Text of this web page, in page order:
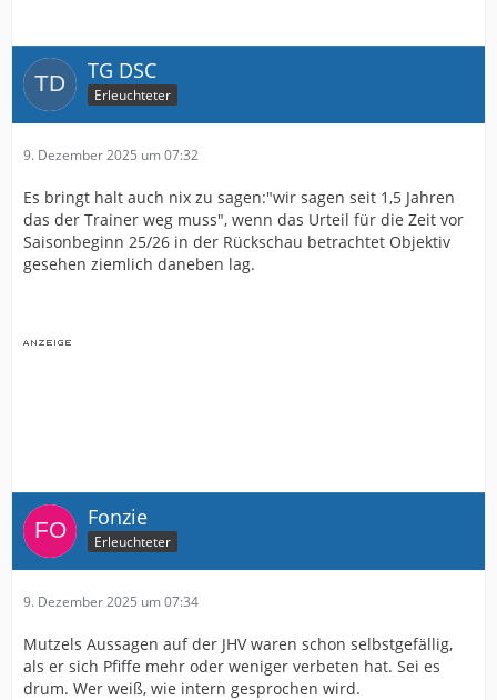
TG DSC
Erleuchteter
9. Dezember 2025 um 07:32
Es bringt halt auch nix zu sagen:"wir sagen seit 1,5 Jahren
das der Trainer weg muss", wenn das Urteil für die Zeit vor
Saisonbeginn 25/26 in der Rückschau betrachtet Objektiv
gesehen ziemlich daneben lag.
Fonzie
Erleuchteter
9. Dezember 2025 um 07:34
Mutzels Aussagen auf der JHV waren schon selbstgefällig,
als er sich Pfiffe mehr oder weniger verbeten hat. Sei es
drum. Wer weiß, wie intern gesprochen wird.